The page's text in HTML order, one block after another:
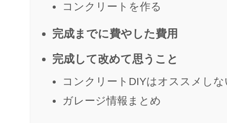
コンクリートを作る
完成までに費やした費用
完成して改めて思うこと
コンクリートDIYはオススメしな
ガレージ情報まとめ